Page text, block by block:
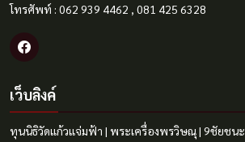
โทรศัพท์ : 062 939 4462 , 081 425 6328
เว็บลิงค์
ทุนนิธิวัดแก้วแจ่มฟ้า | พระเครื่องพรวิษณุ| 9ชัยชนะ